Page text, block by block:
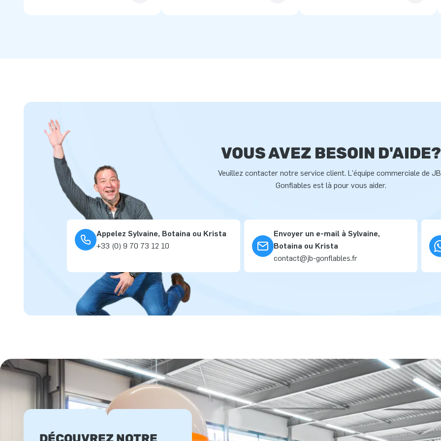
VOUS AVEZ BESOIN D'AIDE?
Veuillez contacter notre service client. L'équipe commerciale de
Gonflables est là pour vous aider.
Appelez Sylvaine, Botaina ou Krista
+33 (0) 9 70 73 12 10
Envoyer un e-mail à Sylvaine,
Botaina ou Krista
contact@jb-gonflables.fr